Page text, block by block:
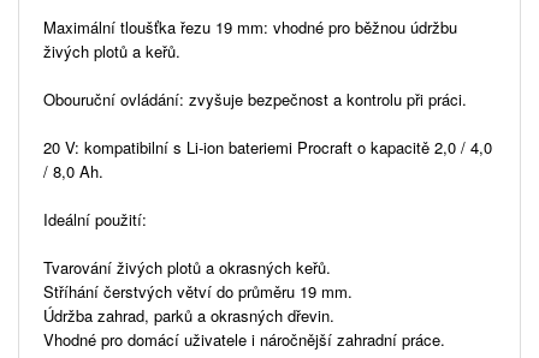
Maximální tloušťka řezu 19 mm: vhodné pro běžnou údržbu
živých plotů a keřů.
Obouruční ovládání: zvyšuje bezpečnost a kontrolu při práci.
20 V: kompatibilní s Li-ion bateriemi Procraft o kapacitě 2,0 / 4,0
/ 8,0 Ah.
Ideální použití:
Tvarování živých plotů a okrasných keřů.
Stříhání čerstvých větví do průměru 19 mm.
Údržba zahrad, parků a okrasných dřevin.
Vhodné pro domácí uživatele i náročnější zahradní práce.